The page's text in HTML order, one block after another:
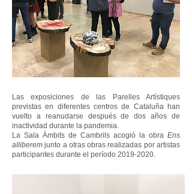
Las exposiciones de las Parelles Artístiques
previstas en diferentes centros de Cataluña han
vuelto a reanudarse después de dos años de
inactividad durante la pandemia.
La Sala Àmbits de Cambrils acogió la obra Ens
alliberemjunto a otras obras realizadas por artistas
participantes durante el período 2019-2020.